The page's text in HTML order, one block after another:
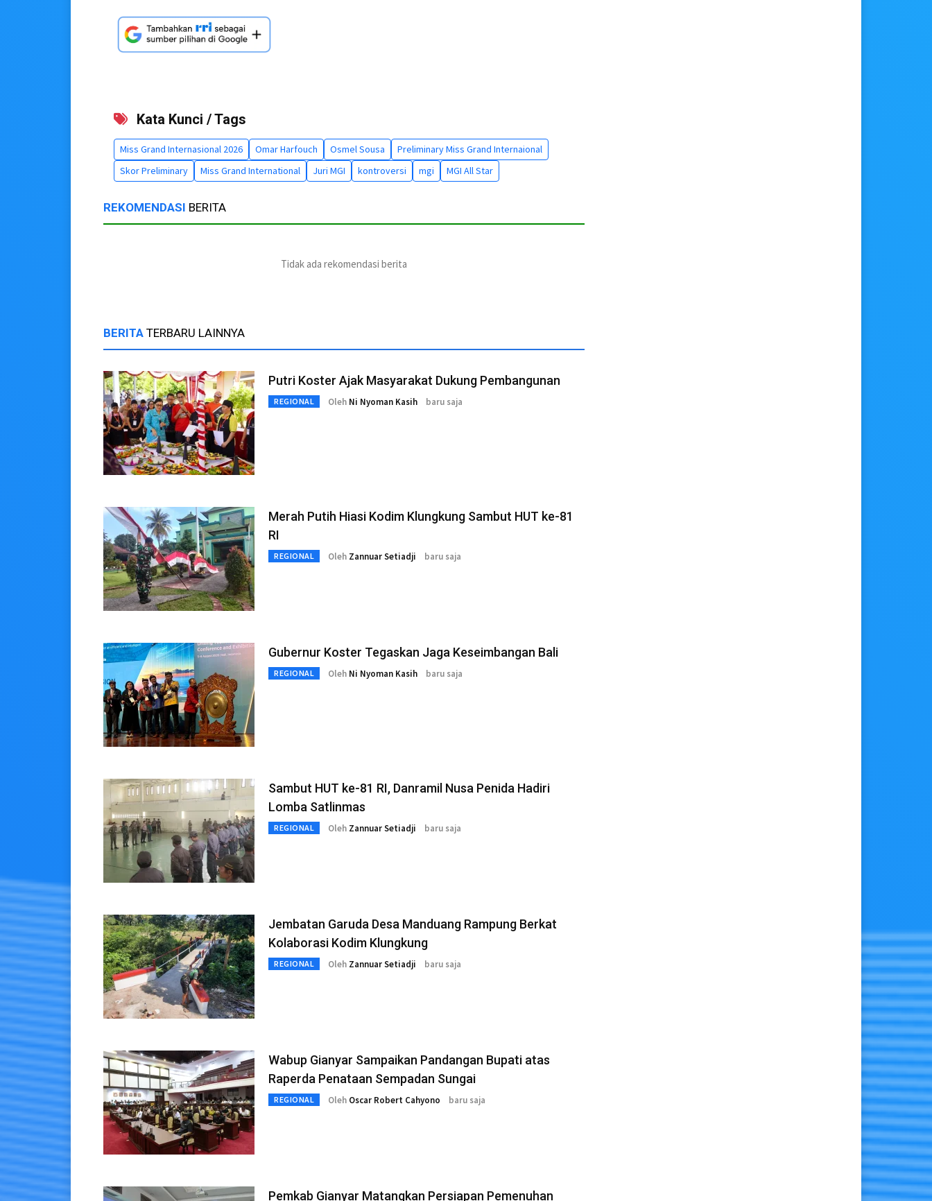
Kata Kunci / Tags
Miss Grand Internasional 2026 Omar Harfouch Osmel Sousa
Preliminary Miss Grand Internaional
Skor Preliminary
Miss Grand International Juri MGI kontroversi mgi MGI All Star
REKOMENDASI BERITA
Tidak ada rekomendasi berita
BERITA TERBARU LAINNYA
Putri Koster Ajak Masyarakat Dukung Pembangunan
REGIONAL Oleh Ni Nyoman Kasih baru saja
Merah Putih Hiasi Kodim Klungkung Sambut HUT ke-81
RI
REGIONAL Oleh Zannuar Setiadji baru saja
Gubernur Koster Tegaskan Jaga Keseimbangan Bali
REGIONAL Oleh Ni Nyoman Kasih baru saja
Sambut HUT ke-81 RI, Danramil Nusa Penida Hadiri
Lomba Satlinmas
REGIONAL Oleh Zannuar Setiadji baru saja
Jembatan Garuda Desa Manduang Rampung Berkat
Kolaborasi Kodim Klungkung
REGIONAL Oleh Zannuar Setiadji baru saja
Wabup Gianyar Sampaikan Pandangan Bupati atas
Raperda Penataan Sempadan Sungai
REGIONAL Oleh Oscar Robert Cahyono baru saja
Pemkab Gianyar Matangkan Persiapan Pemenuhan